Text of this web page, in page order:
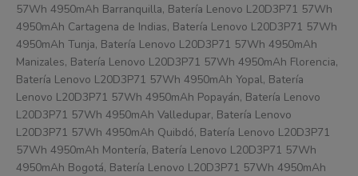
57Wh 4950mAh Barranquilla, Batería Lenovo L20D3P71 57Wh
4950mAh Cartagena de Indias, Batería Lenovo L20D3P71 57Wh
4950mAh Tunja, Batería Lenovo L20D3P71 57Wh 4950mAh
Manizales, Batería Lenovo L20D3P71 57Wh 4950mAh Florencia,
Batería Lenovo L20D3P71 57Wh 4950mAh Yopal, Batería
Lenovo L20D3P71 57Wh 4950mAh Popayán, Batería Lenovo
L20D3P71 57Wh 4950mAh Valledupar, Batería Lenovo
L20D3P71 57Wh 4950mAh Quibdó, Batería Lenovo L20D3P71
57Wh 4950mAh Montería, Batería Lenovo L20D3P71 57Wh
4950mAh Bogotá, Batería Lenovo L20D3P71 57Wh 4950mAh